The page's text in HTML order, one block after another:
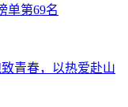
单第69名
青春，以热爱赴山